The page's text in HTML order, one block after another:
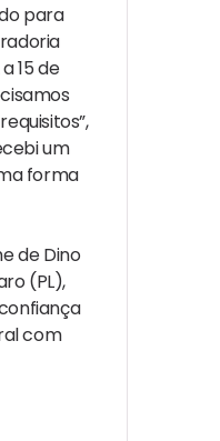
para
15 de
um
forma
de Dino
(PL),
com